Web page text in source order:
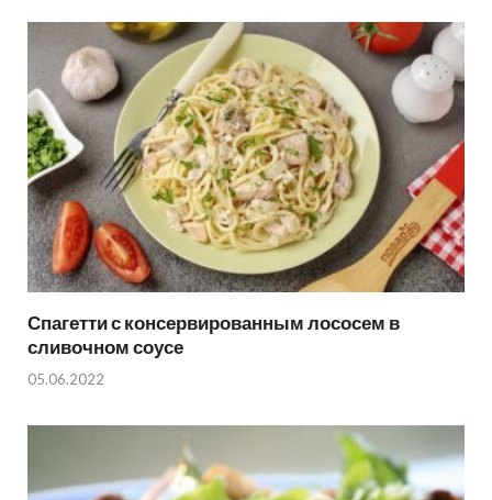
Спагетти с консервированным лососем в
сливочном соусе
05.06.2022